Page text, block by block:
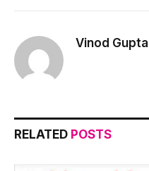
Vinod Gupta
RELATED POSTS